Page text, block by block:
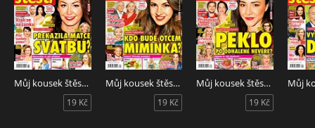
Můj kousek štěstí 32/2026
19 Kč
Můj kousek štěstí 31/2026
19 Kč
Můj kousek štěstí 30/2026
19 Kč